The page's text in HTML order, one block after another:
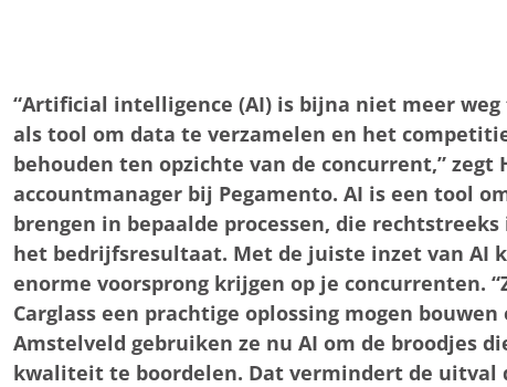
“Artificial intelligence (AI) is bijna niet meer
als tool om data te verzamelen en het
behouden ten opzichte van de concurrent,” zegt
accountmanager bij Pegamento. AI is een tool
brengen in bepaalde processen, die
het bedrijfsresultaat. Met de juiste inzet van AI
enorme voorsprong krijgen op je concurrenten.
Carglass een prachtige oplossing mogen
Amstelveld gebruiken ze nu AI om de broodjes
kwaliteit te boordelen. Dat vermindert de uitval